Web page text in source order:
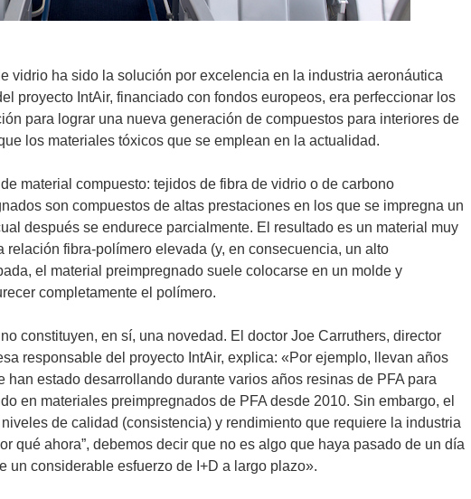
vidrio ha sido la solución por excelencia en la industria aeronáutica
proyecto IntAir, financiado con fondos europeos, era perfeccionar los
para lograr una nueva generación de compuestos para interiores de
los materiales tóxicos que se emplean en la actualidad.
material compuesto: tejidos de fibra de vidrio o de carbono
son compuestos de altas prestaciones en los que se impregna un
después se endurece parcialmente. El resultado es un material muy
relación fibra-polímero elevada (y, en consecuencia, un alto
el material preimpregnado suele colocarse en un molde y
completamente el polímero.
constituyen, en sí, una novedad. El doctor Joe Carruthers, director
responsable del proyecto IntAir, explica: «Por ejemplo, llevan años
estado desarrollando durante varios años resinas de PFA para
en materiales preimpregnados de PFA desde 2010. Sin embargo, el
de calidad (consistencia) y rendimiento que requiere la industria
qué ahora”, debemos decir que no es algo que haya pasado de un día
un considerable esfuerzo de I+D a largo plazo».